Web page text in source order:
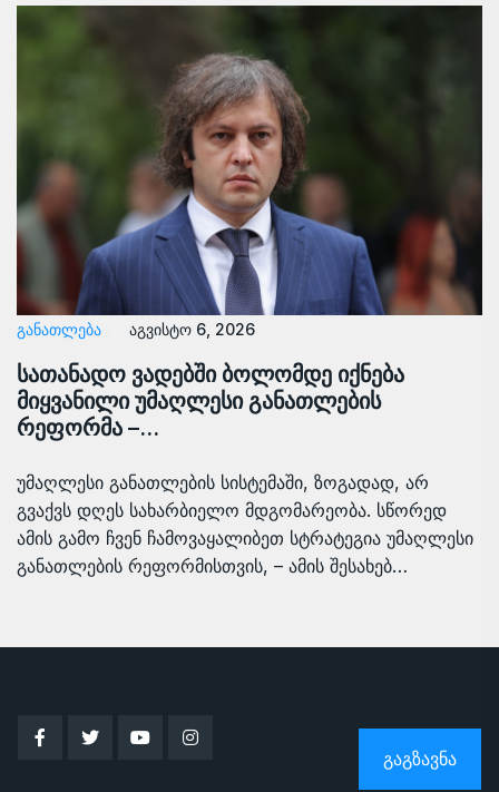
ᲒᲐᲜᲐᲗᲚᲔᲑᲐ აგვისტო 6, 2026
სათანადო ვადებში ბოლომდე იქნება
მიყვანილი უმაღლესი განათლების
რეფორმა –…
უმაღლესი განათლების სისტემაში, ზოგადად, არ
გვაქვს დღეს სახარბიელო მდგომარეობა. სწორედ
ამის გამო ჩვენ ჩამოვაყალიბეთ სტრატეგია უმაღლესი
განათლების რეფორმისთვის, – ამის შესახებ…
ᲒᲐᲒᲖᲐᲕᲜᲐ